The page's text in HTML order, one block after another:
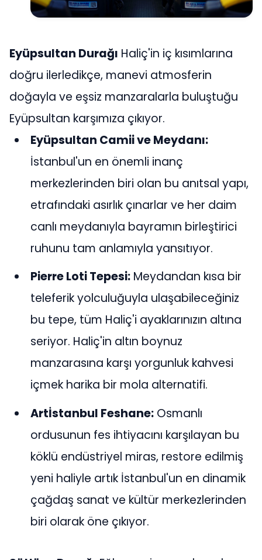
Eyüpsultan Durağı Haliç'in iç kısımlarına
doğru ilerledikçe, manevi atmosferin
doğayla ve eşsiz manzaralarla buluştuğu
Eyüpsultan karşımıza çıkıyor.
Eyüpsultan Camii ve Meydanı:
İstanbul'un en önemli inanç
merkezlerinden biri olan bu anıtsal yapı,
etrafındaki asırlık çınarlar ve her daim
canlı meydanıyla bayramın birleştirici
ruhunu tam anlamıyla yansıtıyor.
Pierre Loti Tepesi: Meydandan kısa bir
teleferik yolculuğuyla ulaşabileceğiniz
bu tepe, tüm Haliç'i ayaklarınızın altına
seriyor. Haliç'in altın boynuz
manzarasına karşı yorgunluk kahvesi
içmek harika bir mola alternatifi.
Artİstanbul Feshane: Osmanlı
ordusunun fes ihtiyacını karşılayan bu
köklü endüstriyel miras, restore edilmiş
yeni haliyle artık İstanbul'un en dinamik
çağdaş sanat ve kültür merkezlerinden
biri olarak öne çıkıyor.